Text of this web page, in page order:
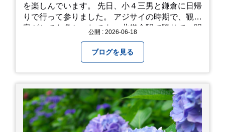
を楽しんでいます。 先日、小４三男と鎌倉に日帰
りで行って参りました。 アジサイの時期で、観光
客がとても多かったです。 北鎌倉駅で降りて、明
器を購入⇒お昼ご飯⇒鶴岡八幡宮⇒江ノ電で大仏
へ。 江ノ島は時間切れで断念！ 明月院のアジサ
イは白にフチが紫のが特に素敵だと思いました。
中１次男が小学校の修学旅行で鎌倉に行った時に
お昼を食べてお勧めという「玉子焼おざわ」のだ
し巻き卵はとてもおいしかったです。 鶴岡八幡宮
のハスは時期が早かったですが、来月は見事だろ
うなぁ。 それでは、皆さん、梅雨冷えの日もござ
公開 : 2026-06-18
ブログを見る